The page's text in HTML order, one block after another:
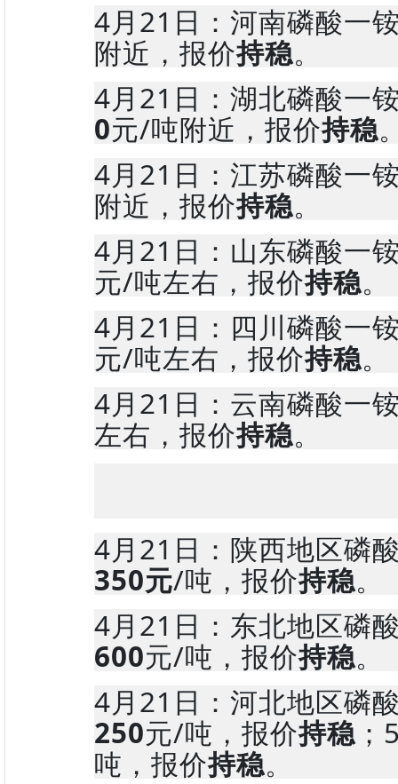
4月21日：河南磷酸一
附近，报价持稳。
4月21日：湖北磷酸一
0元/吨附近，报价持稳
4月21日：江苏磷酸一
附近，报价持稳。
4月21日：山东磷酸一
元/吨左右，报价持稳。
4月21日：四川磷酸一
元/吨左右，报价持稳。
4月21日：云南磷酸一
左右，报价持稳。
4月21日：陕西地区磷
350元/吨，报价持稳。
4月21日：东北地区磷
600元/吨，报价持稳。
4月21日：河北地区磷
250元/吨，报价持稳
吨，报价持稳。